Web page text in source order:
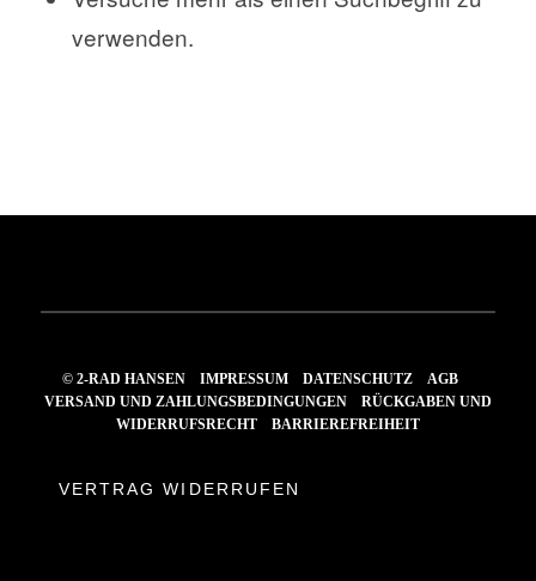
verwenden.
© 2-RAD HANSENIMPRESSUM DATENSCHUTZ
AGB
VERSAND UND ZAHLUNGSBEDINGUNGEN
RÜCKGABEN UND
WIDERRUFSRECHT
BARRIEREFREIHEIT
VERTRAG WIDERRUFEN